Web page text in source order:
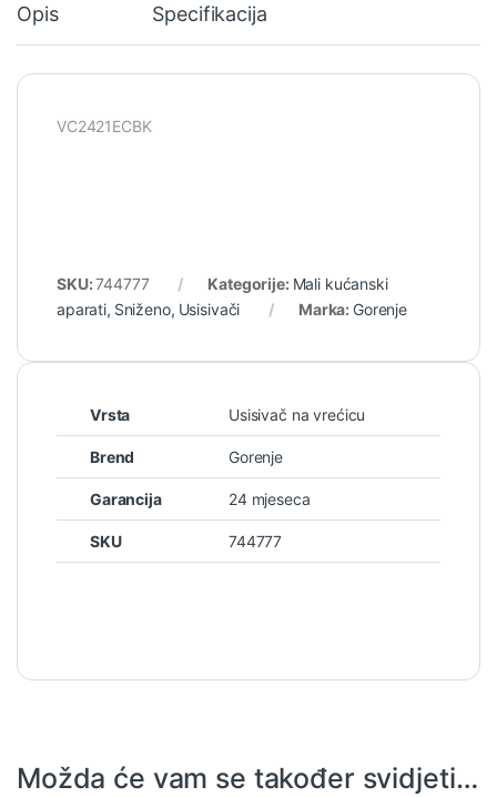
Opis Specifikacija
VC2421ECBK
SKU:744777 Kategorije: Mali kućanski
aparati, Sniženo, Usisivači Marka: Gorenje
Vrsta Usisivač na vrećicu
Brend Gorenje
Garancija 24 mjeseca
SKU 744777
Možda će vam se također svidjeti…